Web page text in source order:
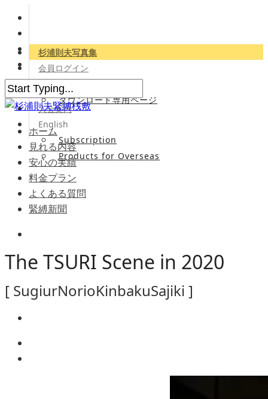
杉浦則夫写真集
会員ログイン
会員専用サイト
ダウンロード専用ページ
入会案内
English
Subscription
Products for Overseas
ホーム
見れる内容
安心の実績
料金プラン
よくある質問
緊縛新聞
The TSURI Scene in 2020
[ SugiurNorioKinbakuSajiki ]